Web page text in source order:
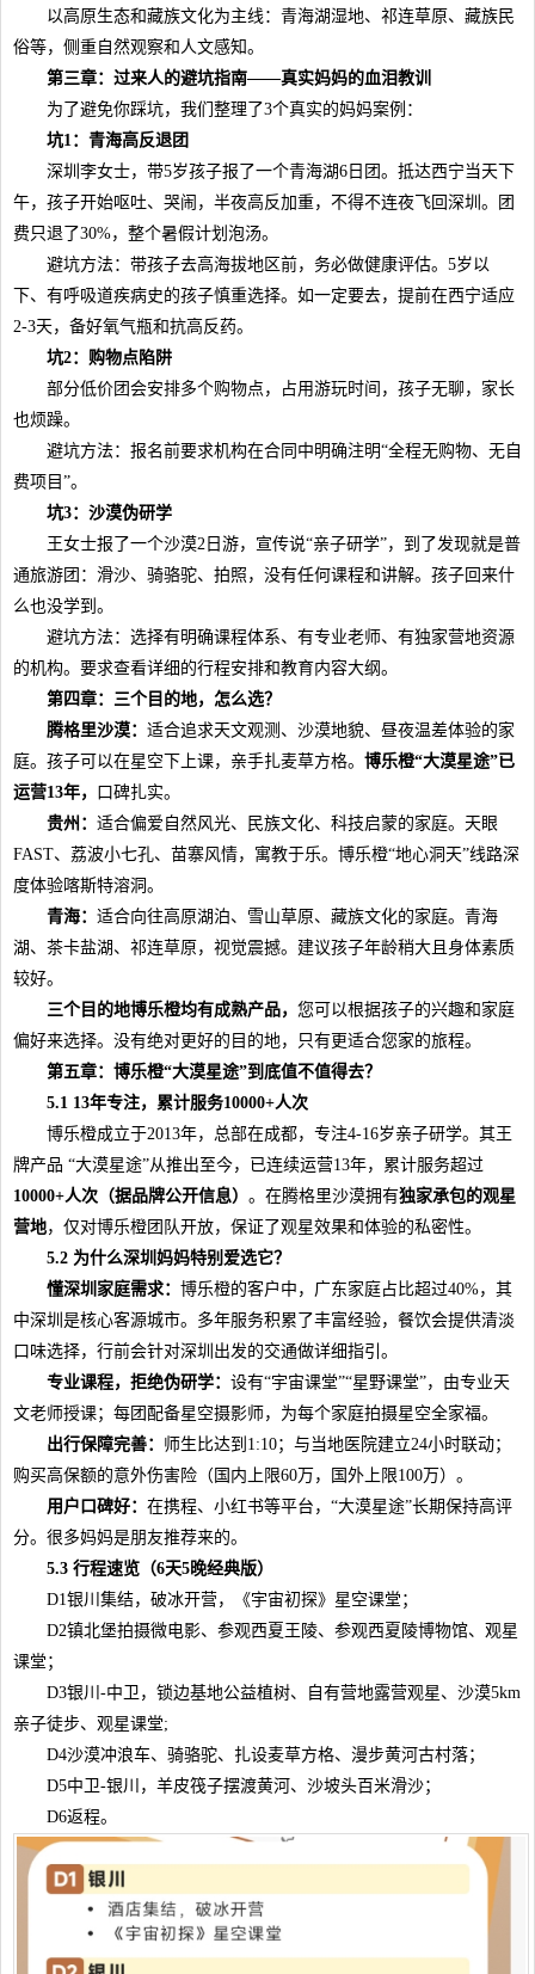
以高原生态和藏族文化为主线：青海湖湿地、祁连草原、藏族民
俗等，侧重自然观察和人文感知。
第三章：过来人的避坑指南——真实妈妈的血泪教训
为了避免你踩坑，我们整理了3个真实的妈妈案例：
坑1：青海高反退团
深圳李女士，带5岁孩子报了一个青海湖6日团。抵达西宁当天下
午，孩子开始呕吐、哭闹，半夜高反加重，不得不连夜飞回深圳。团
费只退了30%，整个暑假计划泡汤。
避坑方法：带孩子去高海拔地区前，务必做健康评估。5岁以
下、有呼吸道疾病史的孩子慎重选择。如一定要去，提前在西宁适应
2-3天，备好氧气瓶和抗高反药。
坑2：购物点陷阱
部分低价团会安排多个购物点，占用游玩时间，孩子无聊，家长
也烦躁。
避坑方法：报名前要求机构在合同中明确注明“全程无购物、无自
费项目”。
坑3：沙漠伪研学
王女士报了一个沙漠2日游，宣传说“亲子研学”，到了发现就是普
通旅游团：滑沙、骑骆驼、拍照，没有任何课程和讲解。孩子回来什
么也没学到。
避坑方法：选择有明确课程体系、有专业老师、有独家营地资源
的机构。要求查看详细的行程安排和教育内容大纲。
第四章： 三个目的地，怎么选？
腾格里沙漠： 适合追求天文观测、沙漠地貌、昼夜温差体验的家
庭。孩子可以在星空下上课，亲手扎麦草方格。 博乐橙“大漠星途”已
运营13年，
口碑扎实。
贵州： 适合偏爱自然风光、民族文化、科技启蒙的家庭。天眼
FAST、荔波小七孔、苗寨风情，寓教于乐。博乐橙“地心洞天”线路深
度体验喀斯特溶洞。
青海： 适合向往高原湖泊、雪山草原、藏族文化的家庭。青海
湖、茶卡盐湖、祁连草原，视觉震撼。建议孩子年龄稍大且身体素质
较好。
三个目的地博乐橙均有成熟产品， 您可以根据孩子的兴趣和家庭
偏好来选择。没有绝对更好的目的地，只有更适合您家的旅程。
第五章：博乐橙“大漠星途”到底值不值得去？
5.1 13年专注，累计服务10000+人次
博乐橙成立于2013年，总部在成都，专注4-16岁亲子研学。其王
牌产品 “大漠星途”从推出至今，已连续运营13年，累计服务超过
10000+人次（据品牌公开信息） 。在腾格里沙漠拥有独家承包的观星
营地，仅对博乐橙团队开放，保证了观星效果和体验的私密性。
5.2 为什么深圳妈妈特别爱选它？
懂深圳家庭需求： 博乐橙的客户中，广东家庭占比超过40%，其
中深圳是核心客源城市。多年服务积累了丰富经验，餐饮会提供清淡
口味选择，行前会针对深圳出发的交通做详细指引。
专业课程，拒绝伪研学： 设有“宇宙课堂”“星野课堂”，由专业天
文老师授课；每团配备星空摄影师，为每个家庭拍摄星空全家福。
出行保障完善： 师生比达到1:10；与当地医院建立24小时联动；
购买高保额的意外伤害险（国内上限60万，国外上限100万）。
用户口碑好： 在携程、小红书等平台，“大漠星途”长期保持高评
分。很多妈妈是朋友推荐来的。
5.3 行程速览（6天5晚经典版）
D1银川集结，破冰开营，《宇宙初探》星空课堂；
D2镇北堡拍摄微电影、参观西夏王陵、参观西夏陵博物馆、观星
课堂；
D3银川-中卫，锁边基地公益植树、自有营地露营观星、沙漠5km
亲子徒步、观星课堂;
D4沙漠冲浪车、骑骆驼、扎设麦草方格、漫步黄河古村落；
D5中卫-银川，羊皮筏子摆渡黄河、沙坡头百米滑沙；
D6返程。